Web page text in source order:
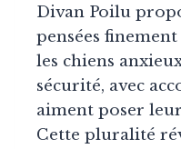
Divan Poilu
pensées
les chiens
sécurité, avec
aiment poser
Cette pluralité